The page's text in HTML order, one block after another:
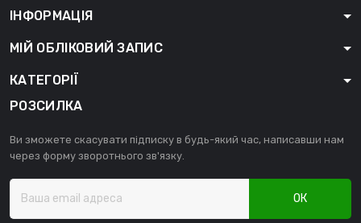
ІНФОРМАЦІЯ
МІЙ ОБЛІКОВИЙ ЗАПИС
КАТЕГОРІЇ
РОЗСИЛКА
Ви зможете скасувати підписку в будь-який час, написавши нам
через форму зворотнього зв'язку.
ОК